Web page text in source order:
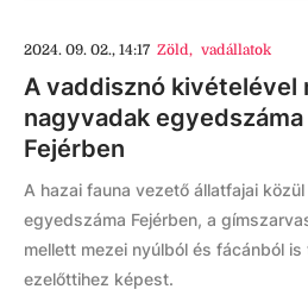
2024. 09. 02., 14:17 Zöld, vadállatok
A vaddisznó kivételével
nagyvadak egyedszáma
Fejérben
A hazai fauna vezető állatfajai
egyedszáma Fejérben, a
mellett mezei nyúlból és fácánból
ezelőttihez képest.